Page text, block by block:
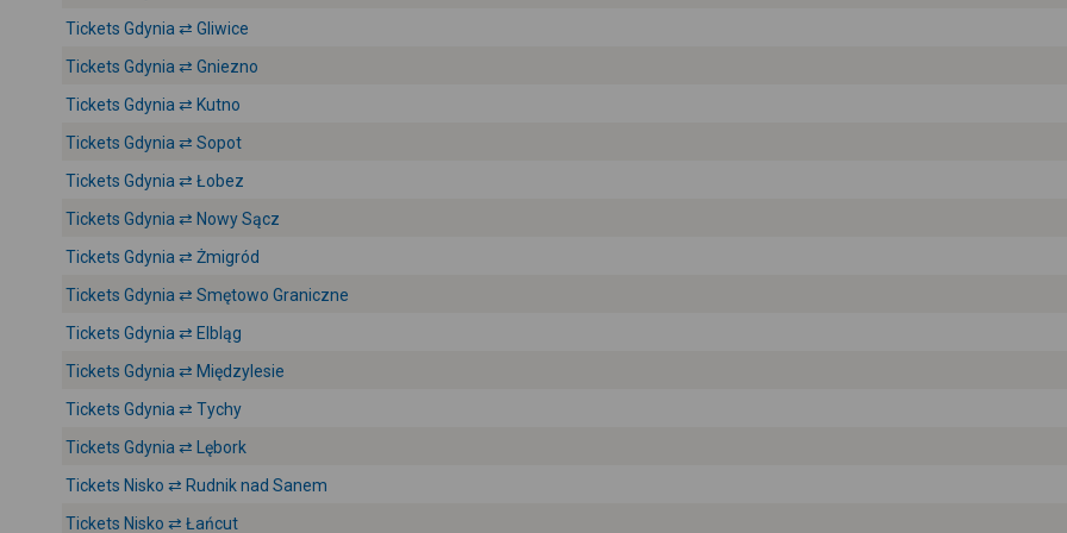
Tickets Gdynia ⇄ Gliwice
Tickets Gdynia ⇄ Gniezno
Tickets Gdynia ⇄ Kutno
Tickets Gdynia ⇄ Sopot
Tickets Gdynia ⇄ Łobez
Tickets Gdynia ⇄ Nowy Sącz
Tickets Gdynia ⇄ Żmigród
Tickets Gdynia ⇄ Smętowo Graniczne
Tickets Gdynia ⇄ Elbląg
Tickets Gdynia ⇄ Międzylesie
Tickets Gdynia ⇄ Tychy
Tickets Gdynia ⇄ Lębork
Tickets Nisko ⇄ Rudnik nad Sanem
Tickets Nisko ⇄ Łańcut